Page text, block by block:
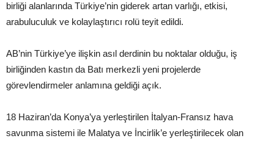
birliği alanlarında Türkiye’nin giderek artan varlığı, etkisi,
arabuluculuk ve kolaylaştırıcı rolü teyit edildi.
AB’nin Türkiye’ye ilişkin asıl derdinin bu noktalar olduğu, iş
birliğinden kastın da Batı merkezli yeni projelerde
görevlendirmeler anlamına geldiği açık.
18 Haziran’da Konya’ya yerleştirilen İtalyan-Fransız hava
savunma sistemi ile Malatya ve İncirlik’e yerleştirilecek olan